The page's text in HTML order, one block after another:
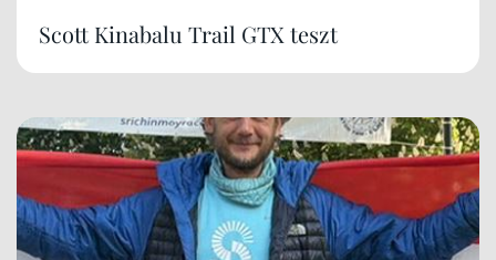
Scott Kinabalu Trail GTX teszt